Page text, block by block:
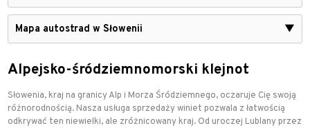
Mapa autostrad w Słowenii ▼
Alpejsko-śródziemnomorski klejnot
Słowenia, kraj na granicy Alp i Morza Śródziemnego, oczaruje Cię swoją
różnorodnością. Nasza usługa sprzedaży winiet pozwala z łatwością
odkrywać ten niewielki, ale zróżnicowany kraj. Od uroczej Lublany przez